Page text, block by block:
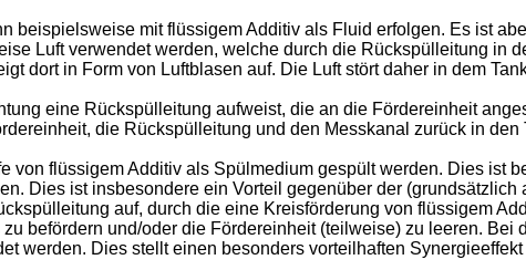
beispielsweise mit flüssigem Additiv als Fluid erfolgen. Es ist
Luft verwendet werden, welche durch die Rückspülleitung in
dort in Form von Luftblasen auf. Die Luft stört daher in dem
eine Rückspülleitung aufweist, die an die Fördereinheit
die Rückspülleitung und den Messkanal zurück in den
von flüssigem Additiv als Spülmedium gespült werden. Dies ist
Dies ist insbesondere ein Vorteil gegenüber der
auf, durch die eine Kreisförderung von flüssigem
befördern und/oder die Fördereinheit (teilweise) zu leeren. Bei
werden. Dies stellt einen besonders vorteilhaften Synergieeffekt